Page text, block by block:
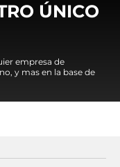
ÚNICO
empresa de
y mas en la base de